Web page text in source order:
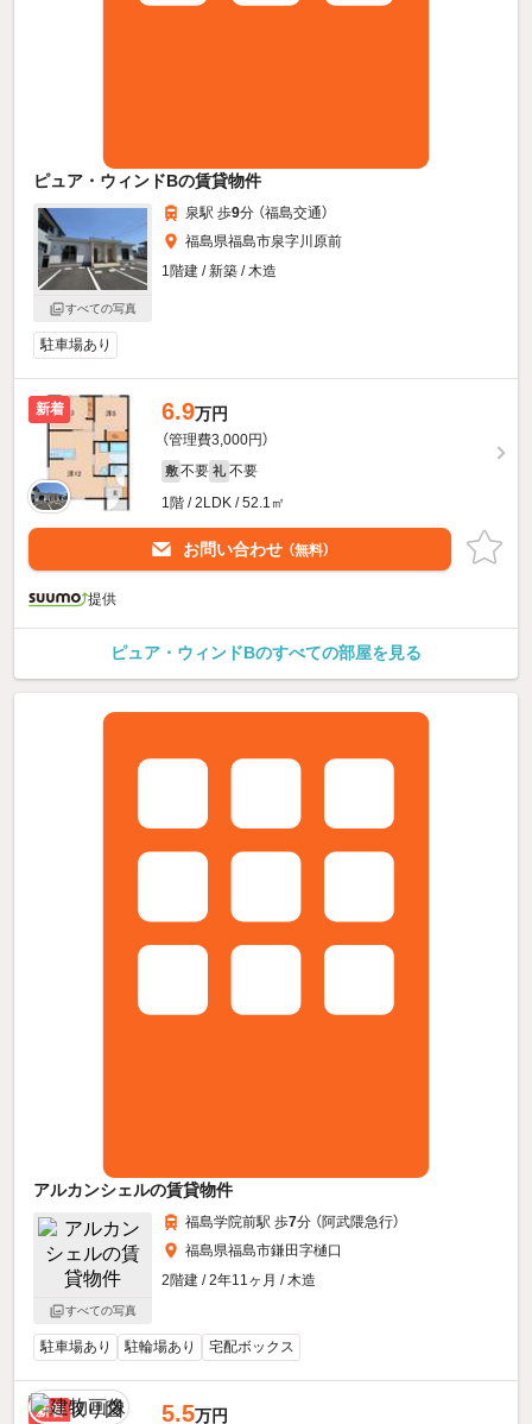
ピュア・ウィンドBの賃貸物件
すべての写真
泉駅 歩9分 （福島交通）
福島県福島市泉字川原前
1階建 / 新築 / 木造
駐車場あり
新着 6.9万円
（管理費3,000円）
敷 不要 礼 不要
1階 / 2LDK / 52.1㎡
お問い合わせ （無料）
提供
ピュア・ウィンドBのすべての部屋を見る
アルカンシェルの賃貸物件
すべての写真
福島学院前駅 歩7分 （阿武隈急行）
福島県福島市鎌田字樋口
2階建 / 2年11ヶ月 / 木造
駐車場あり 駐輪場あり 宅配ボックス
新着 5.5万円